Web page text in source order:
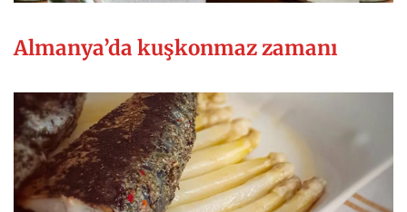
Almanya’da kuşkonmaz zamanı